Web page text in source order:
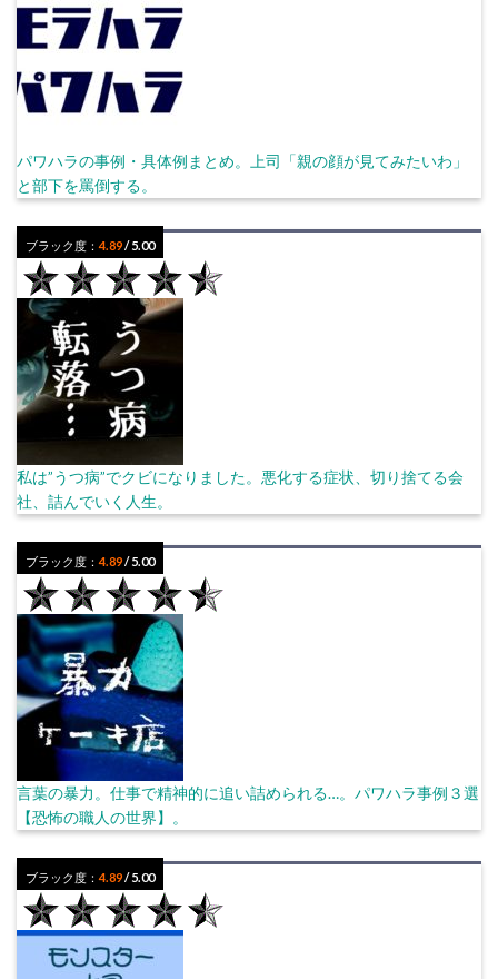
パワハラの事例・具体例まとめ。上司「親の顔が見てみたいわ」
と部下を罵倒する。
ブラック度：4.89/ 5.00
私は”うつ病”でクビになりました。悪化する症状、切り捨てる会
社、詰んでいく人生。
ブラック度：4.89/ 5.00
言葉の暴力。仕事で精神的に追い詰められる…。パワハラ事例３選
【恐怖の職人の世界】。
ブラック度：4.89/ 5.00